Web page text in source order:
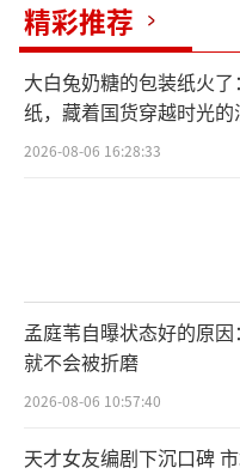
精彩推荐
大白兔奶糖的包装纸火
纸，藏着国货穿越时光的
2026-08-06 16:28:33
孟庭苇自曝状态好的原
就不会被折磨
2026-08-06 10:57:40
天才女友编剧下沉口碑